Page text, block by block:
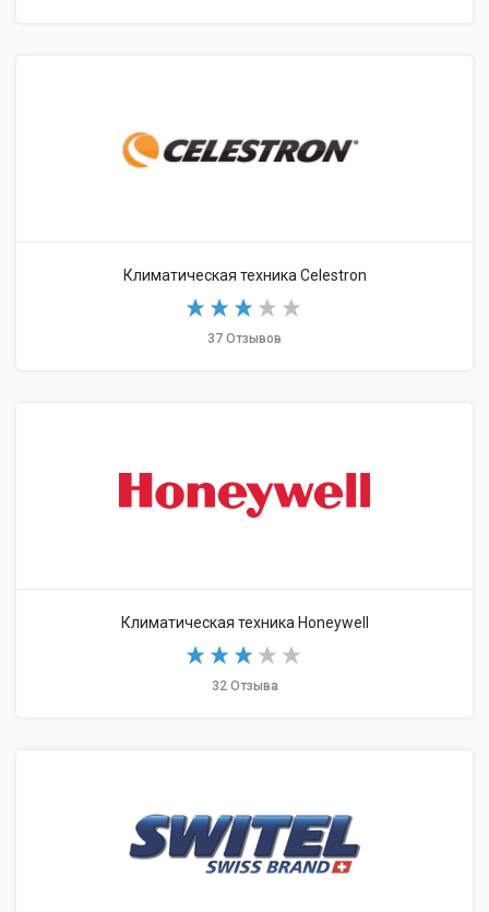
Климатическая техника Celestron
37 Отзывов
Климатическая техника Honeywell
32 Отзыва